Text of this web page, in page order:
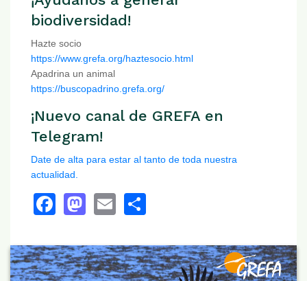
biodiversidad!
Hazte socio
https://www.grefa.org/haztesocio.html
Apadrina un animal
https://buscopadrino.grefa.org/
¡Nuevo canal de GREFA en
Telegram!
Date de alta para estar al tanto de toda nuestra
actualidad.
Facebook
Mastodon
Email